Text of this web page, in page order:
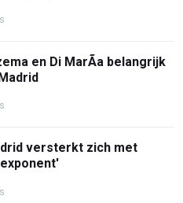
en Di MarÃ­a belangrijk
versterkt zich met